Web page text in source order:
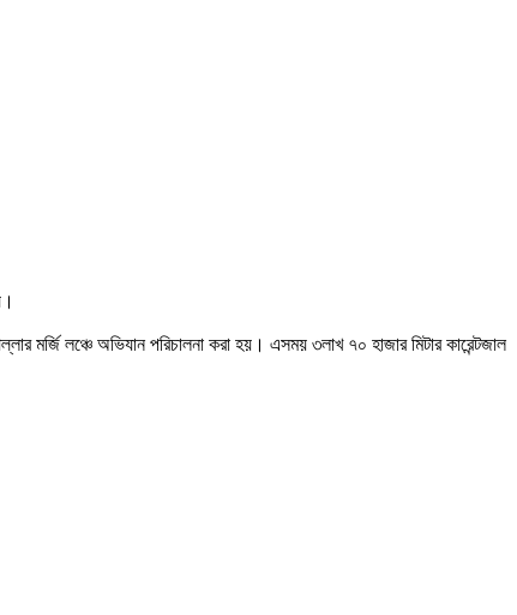
মর্জি লঞ্চে অভিযান পরিচালনা করা হয়। এসময় ৩লাখ ৭০ হাজার মিটার কারেন্টজাল